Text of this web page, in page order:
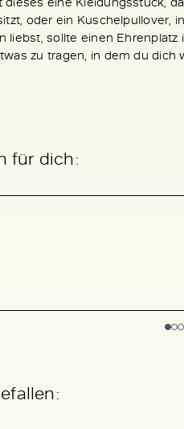
oder ein Kuschelpullover,
liebst, sollte einen
zu tragen, in dem du
für dich: